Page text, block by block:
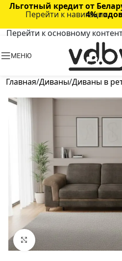
Перейти к навигации
Перейти к основному
Льготный кредит от
4%
МЕНЮ
Главная/Диваны/Диваны в
Нажмите, чтобы